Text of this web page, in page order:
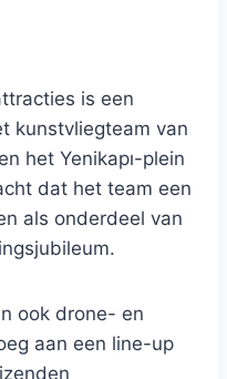
is een
kunstvliegteam van
het Yenikapı-plein
dat het team een
als onderdeel van
ook drone- en
aan een line-up